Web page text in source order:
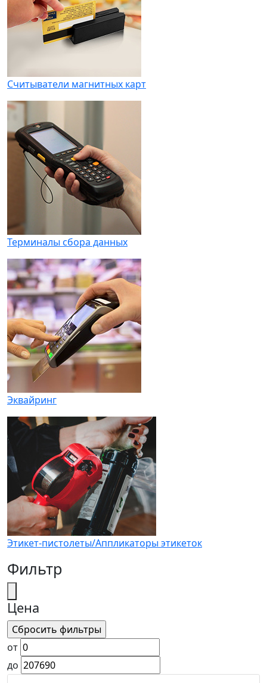
Считыватели магнитных карт
Терминалы сбора данных
Эквайринг
Этикет-пистолеты/Аппликаторы этикеток
Фильтр
Цена
от
до